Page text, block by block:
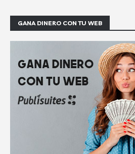
GANA DINERO CON TU WEB